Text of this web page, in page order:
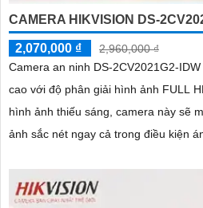
CAMERA HIKVISION DS-
2,070,000 ₫
2,960,000 ₫
Camera an ninh DS-2CV2021G2-
cao với độ phân giải hình ảnh FULL HD 1080P. Với
hình ảnh thiếu sáng, camera này sẽ
ảnh sắc nét ngay cả trong điều kiện